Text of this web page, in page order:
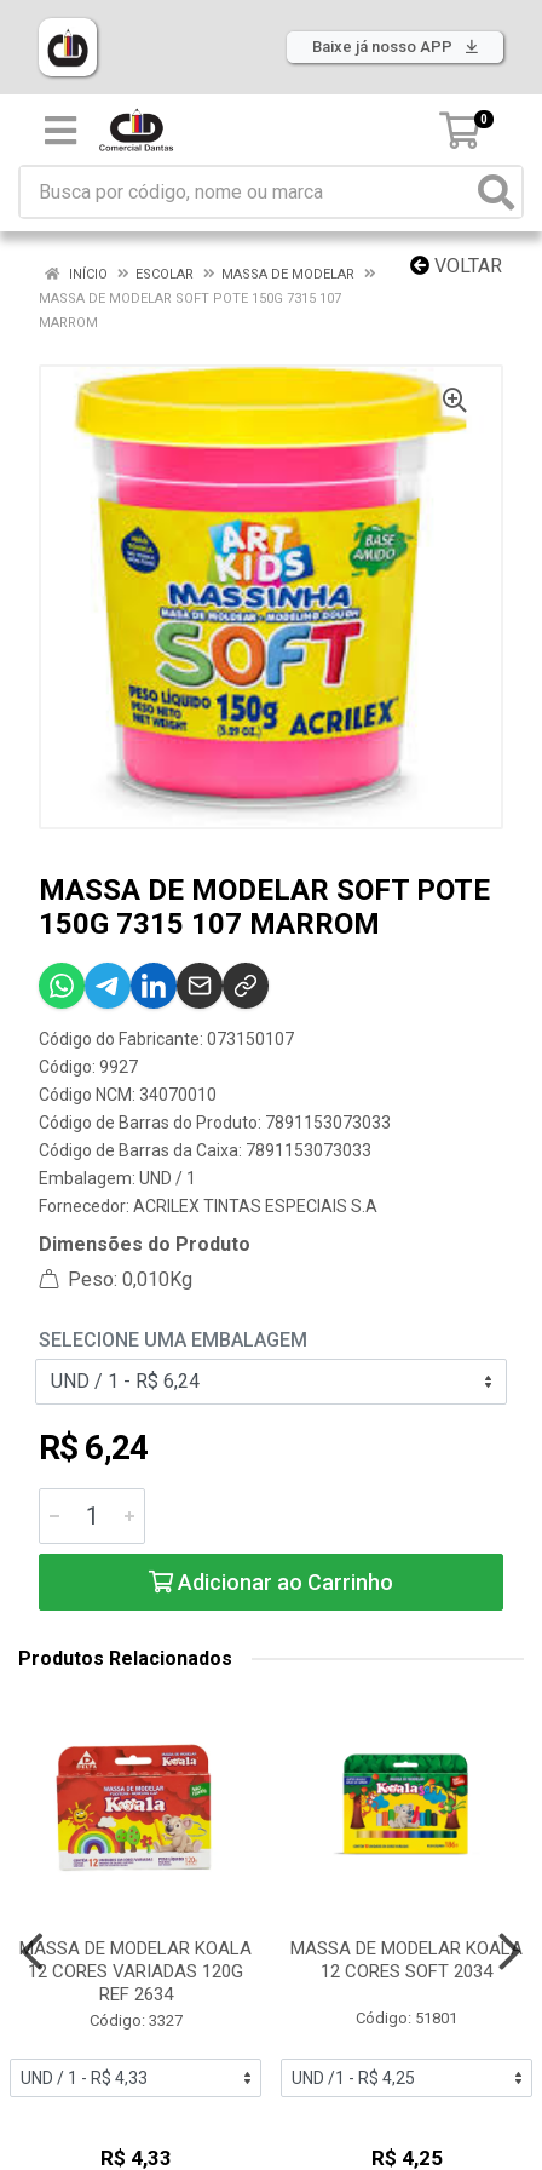
Baixe já nosso APP
0
VOLTAR
INÍCIO ESCOLAR
MASSA DE MODELAR
MASSA DE MODELAR SOFT POTE 150G 7315 107
MARROM
MASSA DE MODELAR SOFT POTE
150G 7315 107 MARROM
Código do Fabricante: 073150107
Código: 9927
Código NCM: 34070010
Código de Barras do Produto: 7891153073033
Código de Barras da Caixa: 7891153073033
Embalagem: UND / 1
Fornecedor: ACRILEX TINTAS ESPECIAIS S.A
Dimensões do Produto
Peso: 0,010Kg
SELECIONE UMA EMBALAGEM
R$ 6,24
Adicionar ao Carrinho
Produtos Relacionados
MASSA DE MODELAR KOALA
12 CORES VARIADAS 120G
REF 2634
Código: 3327
R$ 4,33
MASSA DE MODELAR KOALA
12 CORES SOFT 2034
Código: 51801
R$ 4,25